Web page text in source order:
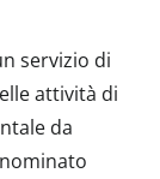
servizio di
attività di
da